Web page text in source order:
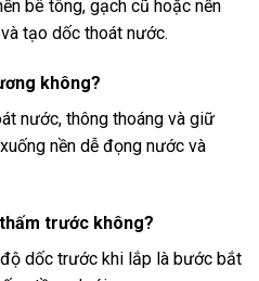
bê tông, gạch cũ hoặc nền
tạo dốc thoát nước.
không?
nước, thông thoáng và giữ
nền dễ đọng nước và
trước không?
dốc trước khi lắp là bước bắt